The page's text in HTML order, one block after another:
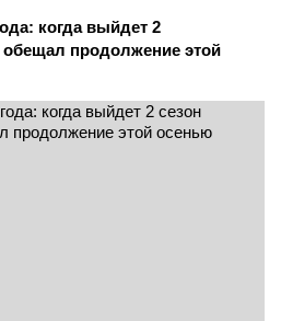
когда выйдет 2
продолжение этой